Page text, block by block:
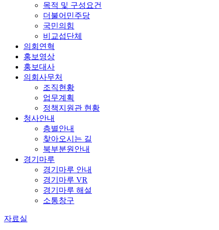
목적 및 구성요건
더불어민주당
국민의힘
비교섭단체
의회연혁
홍보영상
홍보대사
의회사무처
조직현황
업무계획
정책지원관 현황
청사안내
층별안내
찾아오시는 길
북부분원안내
경기마루
경기마루 안내
경기마루 VR
경기마루 해설
소통창구
자료실